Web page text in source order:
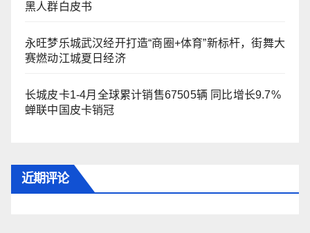
黑人群白皮书
永旺梦乐城武汉经开打造“商圈+体育”新标杆，街舞大
赛燃动江城夏日经济
长城皮卡1-4月全球累计销售67505辆 同比增长9.7%
蝉联中国皮卡销冠
近期评论